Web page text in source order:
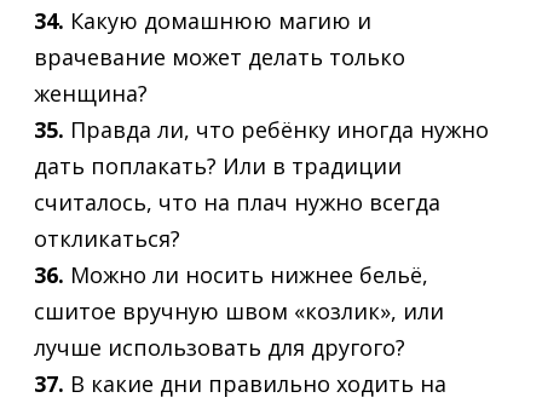
34. Какую домашнюю магию и
врачевание может делать только
женщина?
35. Правда ли, что ребёнку иногда нужно
дать поплакать? Или в традиции
считалось, что на плач нужно всегда
откликаться?
36. Можно ли носить нижнее бельё,
сшитое вручную швом «козлик», или
лучше использовать для другого?
37. В какие дни правильно ходить на